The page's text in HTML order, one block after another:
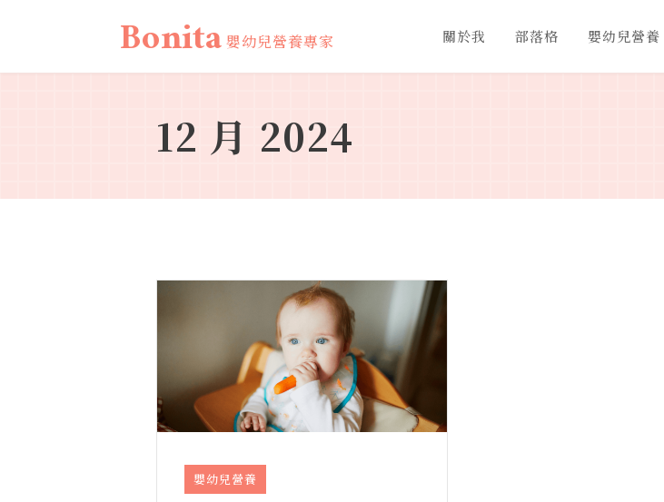
Bonita 嬰幼兒營養專家 關於我 部落格 嬰幼兒營養
12 月 2024
嬰幼兒營養